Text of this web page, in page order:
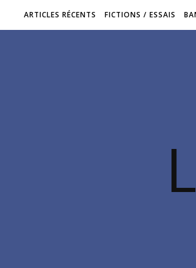
ARTICLES RÉCENTS FICTIONS / ESSAIS